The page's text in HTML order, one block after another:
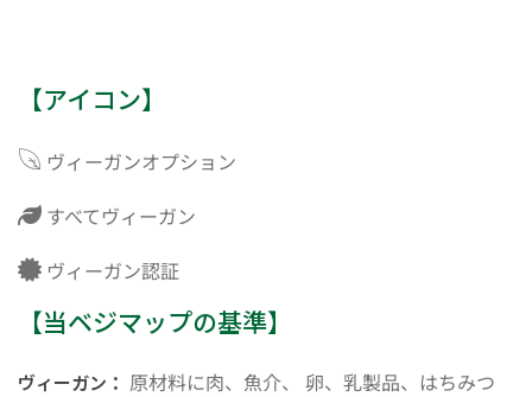
【アイコン】
ヴィーガンオプション
すべてヴィーガン
ヴィーガン認証
【当ベジマップの基準】
ヴィーガン： 原材料に肉、魚介、 卵、乳製品、はちみつ